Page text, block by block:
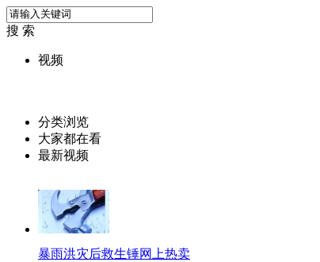
搜 索
视频
分类浏览
大家都在看
最新视频
暴雨洪灾后救生锤网上热卖